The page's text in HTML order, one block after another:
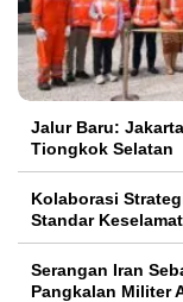
Jalur Baru:
Tiongkok Selatan
Kolaborasi
Standar
Serangan Iran
Pangkalan Militer